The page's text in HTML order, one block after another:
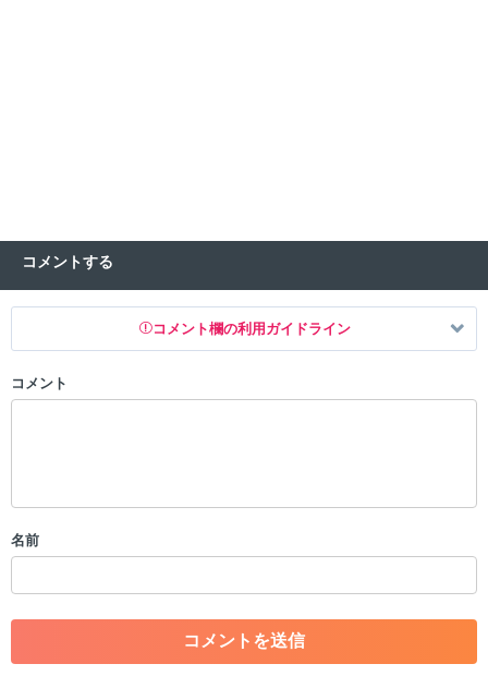
コメントする
コメント欄の利用ガイドライン
以下の書き込みを禁止とし、場合によってはコメント削除や書き込み制
・一度削除された投稿を再び投稿すること
・アカウントの売買など金銭が絡む内容の投稿
・各ゲームのネタバレを含む内容の投稿
・その他、管理者が不適切と判断した投稿
コメント
名前